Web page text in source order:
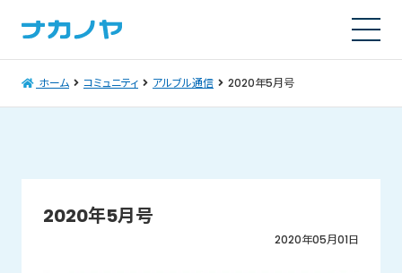
ホーム コミュニティ アルブル通信 2020年5月号
2020年5月号
2020年05月01日